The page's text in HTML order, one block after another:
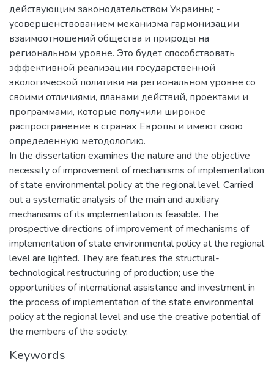
действующим законодательством Украины; -
усовершенствованием механизма гармонизации
взаимоотношений общества и природы на
региональном уровне. Это будет способствовать
эффективной реализации государственной
экологической политики на региональном уровне со
своими отличиями, планами действий, проектами и
программами, которые получили широкое
распространение в странах Европы и имеют свою
определенную методологию.
In the dissertation examines the nature and the objective
necessity of improvement of mechanisms of implementation
of state environmental policy at the regional level. Carried
out a systematic analysis of the main and auxiliary
mechanisms of its implementation is feasible. The
prospective directions of improvement of mechanisms of
implementation of state environmental policy at the regional
level are lighted. They are features the structural-
technological restructuring of production; use the
opportunities of international assistance and investment in
the process of implementation of the state environmental
policy at the regional level and use the creative potential of
the members of the society.
Keywords